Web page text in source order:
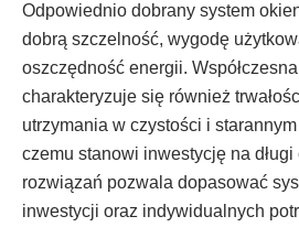
Odpowiednio dobrany system
dobrą szczelność, wygodę
oszczędność energii.
charakteryzuje się również
utrzymania w czystości i
czemu stanowi inwestycję na
rozwiązań pozwala dopasować
inwestycji oraz indywidualnych